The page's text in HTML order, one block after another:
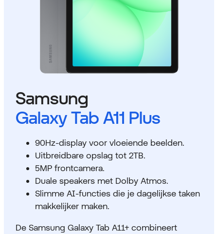
Samsung
Galaxy Tab A11 Plus
90Hz-display voor vloeiende beelden.
Uitbreidbare opslag tot 2TB.
5MP frontcamera.
Duale speakers met Dolby Atmos.
Slimme AI-functies die je dagelijkse taken
makkelijker maken.
De Samsung Galaxy Tab A11+ combineert